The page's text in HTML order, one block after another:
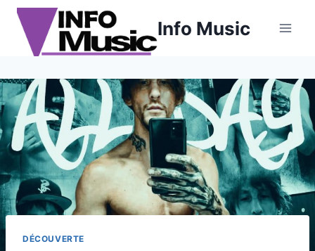
Aller
contenu
Info Music
DÉCOUVERTE